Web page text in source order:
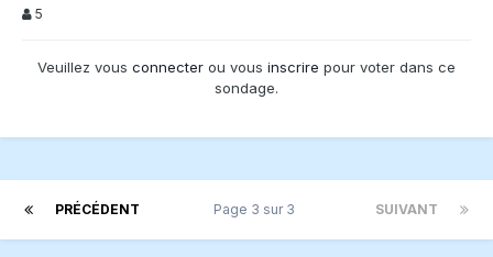
5
Veuillez vous connecter ou vous inscrire pour voter dans ce
sondage.
PRÉCÉDENT SUIVANT
Page 3 sur 3